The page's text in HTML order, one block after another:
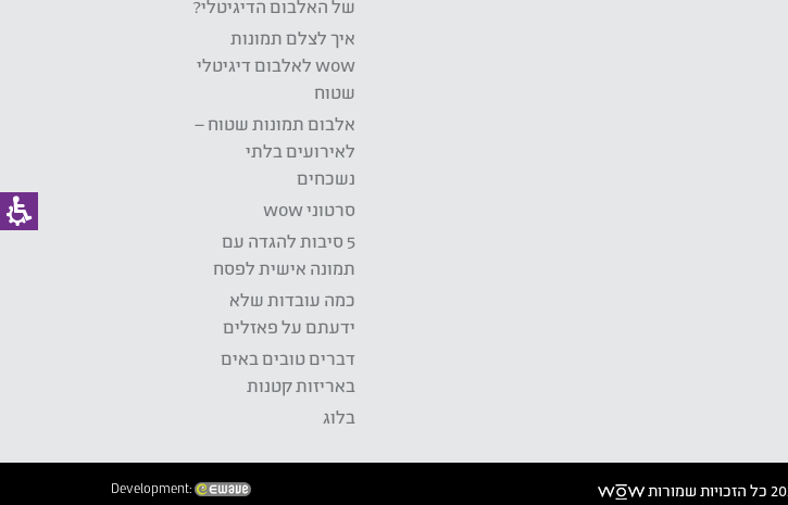
של האלבום הדיגיטלי?
איך לצלם תמונות
wow לאלבום דיגיטלי
שטוח
אלבום תמונות שטוח –
לאירועים בלתי
נשכחים
סרטוני wow
5 סיבות להגדה עם
תמונה אישית לפסח
כמה עובדות שלא
ידעתם על פאזלים
דברים טובים באים
באריזות קטנות
בלוג
Development: